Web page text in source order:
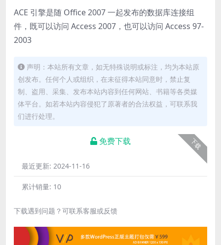
ACE 引擎是随 Office 2007 一起发布的数据库连接组
件，既可以访问 Access 2007，也可以访问 Access 97-
2003
声明：本站所有文章，如无特殊说明或标注，均为本站原
创发布。任何个人或组织，在未征得本站同意时，禁止复
制、盗用、采集、发布本站内容到任何网站、书籍等各类媒
体平台。如若本站内容侵犯了原著者的合法权益，可联系我
们进行处理。
下载
免费下载
最近更新: 2024-11-16
累计销量: 10
下载遇到问题？可联系客服或反馈